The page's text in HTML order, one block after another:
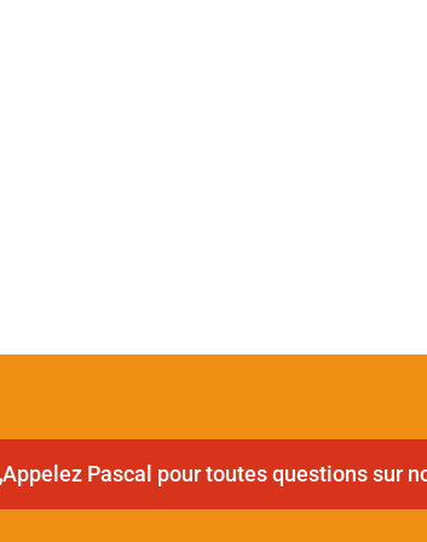
Appelez Pascal pour toutes questions sur